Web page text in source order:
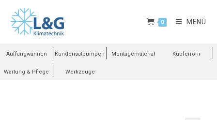
0 MENÜ
Auffangwannen Kondensatpumpen Montagematerial Kupferrohr
Wartung & Pflege Werkzeuge